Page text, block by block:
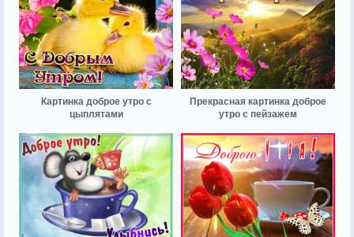
Картинка доброе утро с
цыплятами
Прекрасная картинка доброе
утро с пейзажем